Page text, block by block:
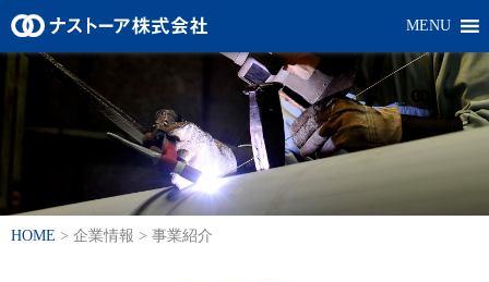
MENU
HOME > 企業情報 > 事業紹介